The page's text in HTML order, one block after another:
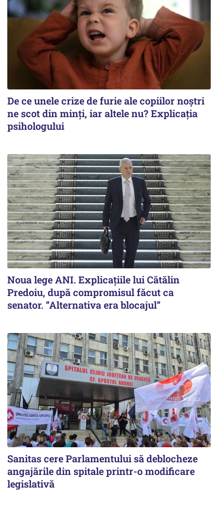
De ce unele crize de furie ale copiilor noștri
ne scot din minți, iar altele nu? Explicația
psihologului
Noua lege ANI. Explicațiile lui Cătălin
Predoiu, după compromisul făcut ca
senator. ”Alternativa era blocajul”
Sanitas cere Parlamentului să deblocheze
angajările din spitale printr-o modificare
legislativă